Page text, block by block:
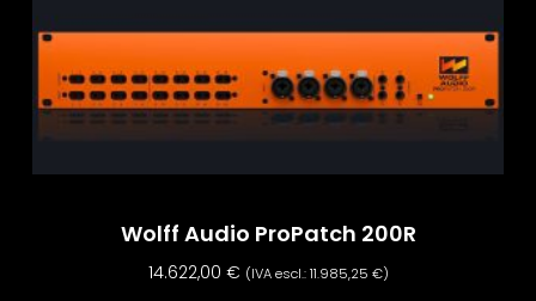
Wolff Audio ProPatch 200R
14.622,00 € (IVA escl.:11.985,25 €)